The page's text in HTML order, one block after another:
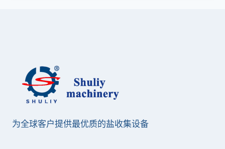
为全球客户提供最优质的盐收集设备